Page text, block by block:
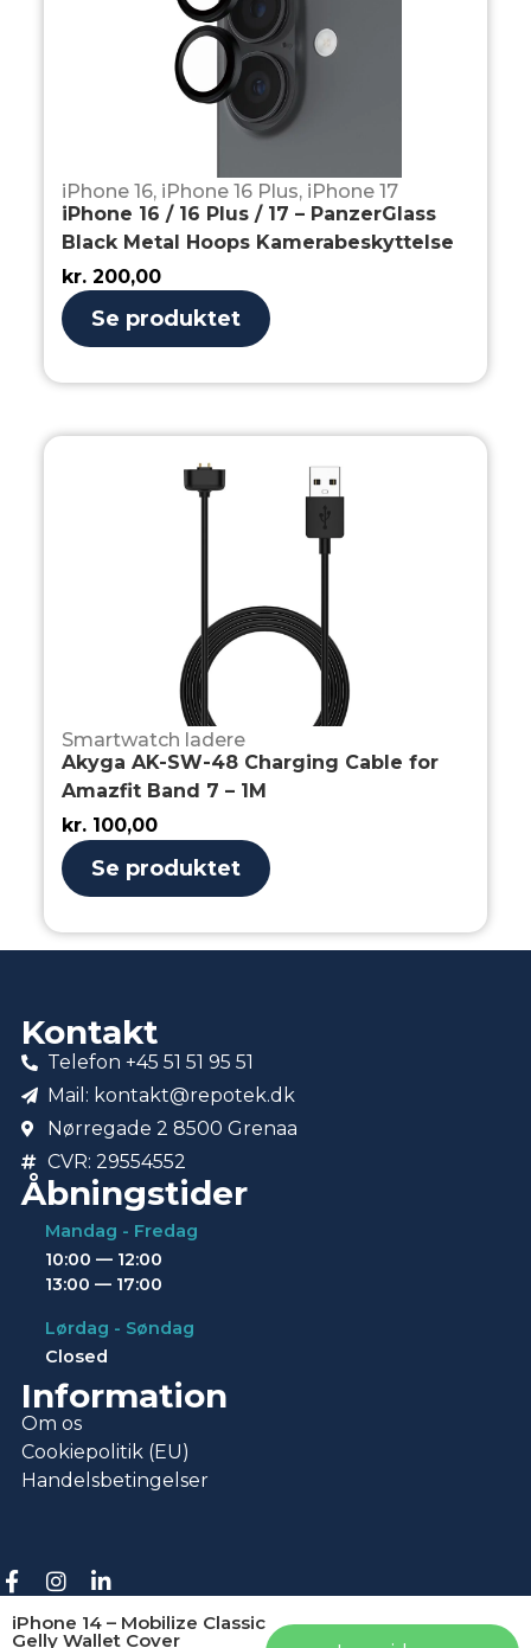
iPhone 16, iPhone 16 Plus, iPhone 17
iPhone 16 / 16 Plus / 17 – PanzerGlass
Black Metal Hoops Kamerabeskyttelse
kr. 200,00
Se produktet
Smartwatch ladere
Akyga AK-SW-48 Charging Cable for
Amazfit Band 7 – 1M
kr. 100,00
Se produktet
iPhone 14 – Mobilize Classic
Gelly Wallet Cover
Kontakt
Telefon +45 51 51 95 51
Mail: kontakt@repotek.dk
Nørregade 2 8500 Grenaa
CVR: 29554552
Åbningstider
Mandag - Fredag
10:00 — 12:00
13:00 — 17:00
Lørdag - Søndag
Closed
Information
Om os
Cookiepolitik (EU)
Handelsbetingelser